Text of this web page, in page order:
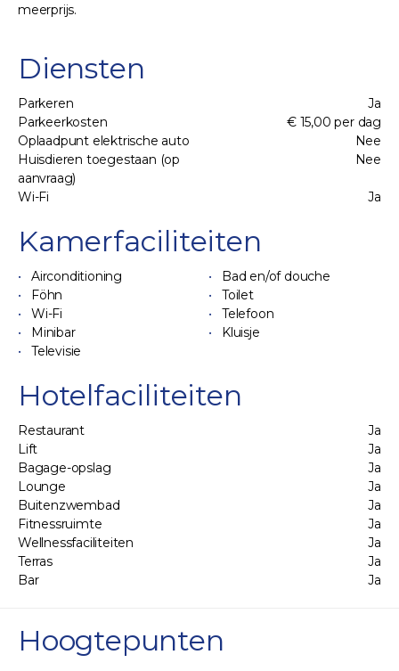
meerprijs.
Diensten
Parkeren
Ja
Parkeerkosten
€ 15,00 per dag
Oplaadpunt elektrische auto
Nee
Huisdieren toegestaan (op
aanvraag)
Nee
Wi-Fi Ja
Kamerfaciliteiten
Airconditioning
Bad en/of douche
Föhn
Toilet
Wi-Fi
Telefoon
Minibar
Kluisje
Televisie
Hotelfaciliteiten
Restaurant
Ja
Lift
Ja
Bagage-opslag
Ja
Lounge
Ja
Buitenzwembad
Ja
Fitnessruimte
Ja
Wellnessfaciliteiten
Ja
Terras
Ja
Bar
Ja
Hoogtepunten